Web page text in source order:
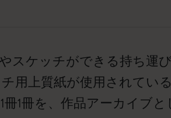
スケッチができる持ち運
用上質紙が使用されてい
1冊を、作品アーカイブと